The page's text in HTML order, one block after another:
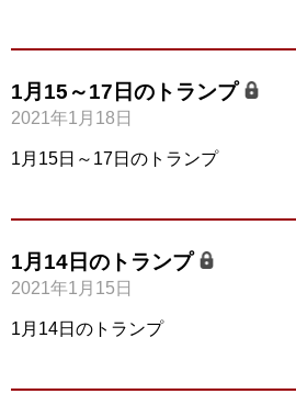
1月15～17日のトランプ
2021年1月18日
1月15日～17日のトランプ
1月14日のトランプ
2021年1月15日
1月14日のトランプ